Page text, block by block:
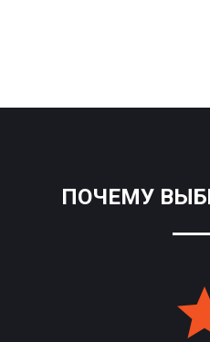
ПОЧЕМУ